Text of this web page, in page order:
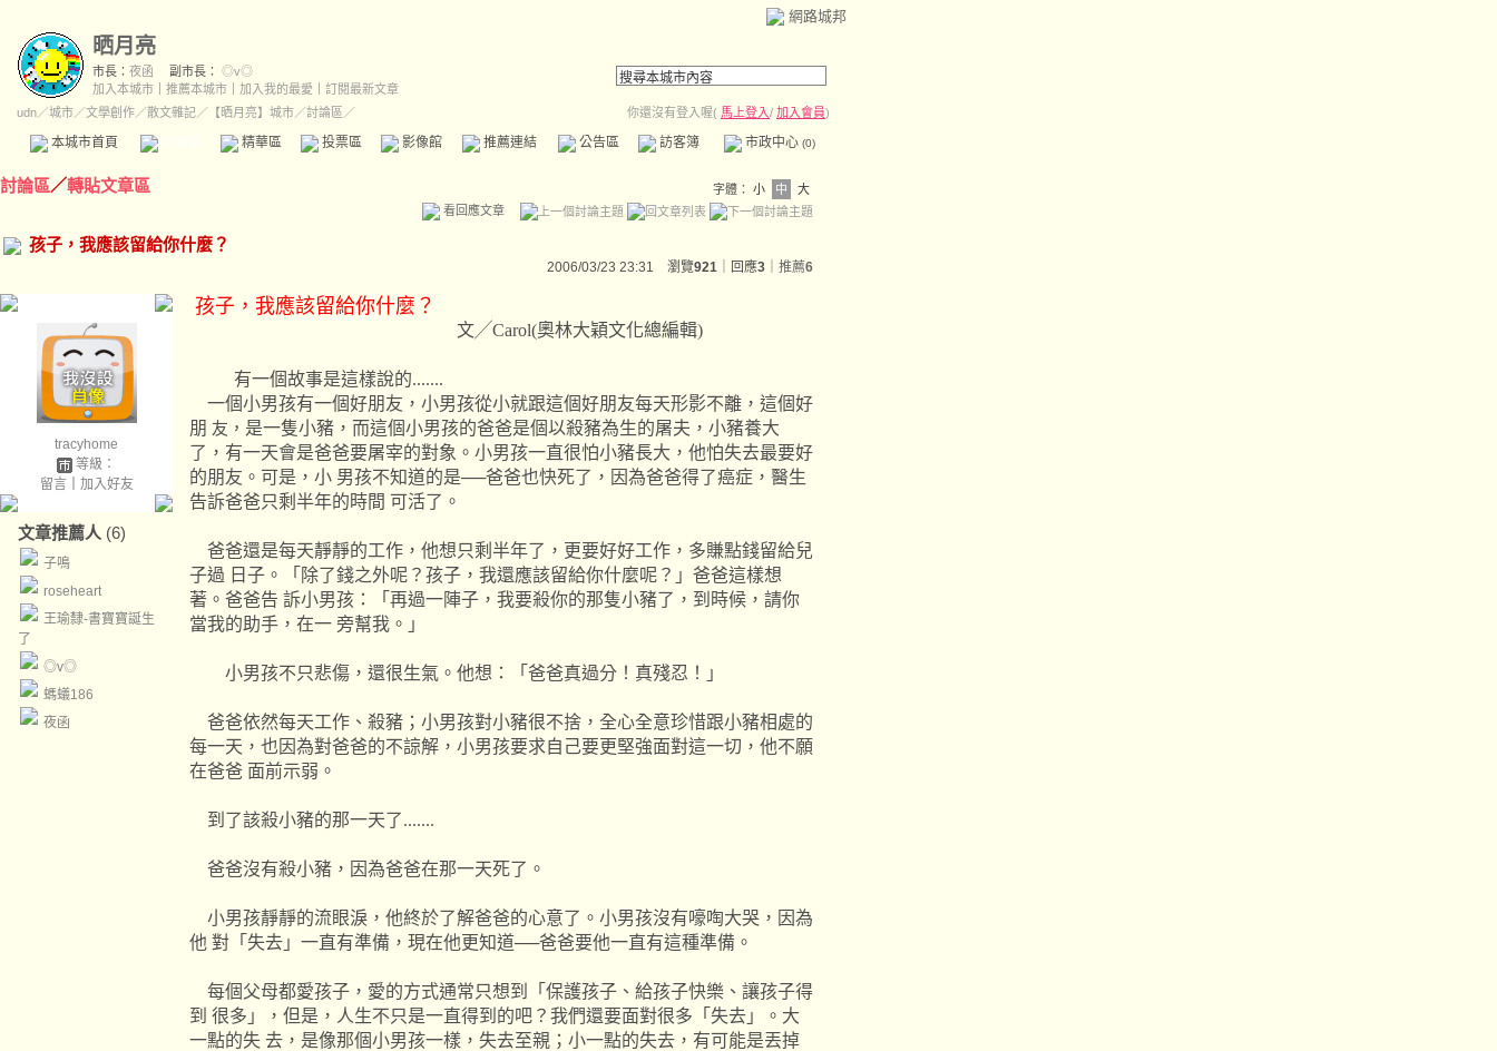
網路城邦
晒月亮
市長： 夜函 副市長： ◎v◎
加入本城市
推薦本城市 加入我的最愛
訂閱最新文章
udn／城市／文學創作／散文雜記／ 【晒月亮】城市／討論區／ 你還沒有登入喔( 馬上登入/ 加入會員)
本城市首頁 精華區 投票區 影像館 推薦連結 公告區 訪客簿 市政中心 (0)
討論區／轉貼文章區 字體： 小 中
大
看回應文章
孩子，我應該留給你什麼？
2006/03/23 23:31 瀏覽921 ｜回應3 推薦6
tracyhome
等級：
留言｜ 加入好友
文章推薦人 (6)
子鳴
roseheart
王瑜隸-書寶寶誕生
了
◎v◎
螞蟻186
夜函
孩子，我應該留給你什麼？
文╱Carol(奧林大穎文化總編輯)
有一個故事是這樣說的.......
一個小男孩有一個好朋友，小男孩從小就跟這個好朋友每天形影不離，這個好
朋 友， 是一隻小豬，而這個小男孩的爸爸是個以殺豬為生的屠夫，小豬養大
了，有一天會是爸爸要屠宰的對象。小男孩一直很怕小豬長大，他怕失去最要好
的朋友。可是，小 男孩不知道的是──爸爸也快死了，因為爸爸得了癌症，醫生
告訴爸爸只剩半年的時間 可活了。
爸爸還是每天靜靜的工作，他想只剩半年了，更要好好工作，多賺點錢留給兒
子過 日子。「除了錢之外呢？孩子，我還應該留給你什麼呢？」爸爸這樣想
著。爸爸告 訴小男孩：「再過一陣子，我要殺你的那隻小豬了，到時候，請你
當我的助手，在一 旁幫我。」
小男孩不只悲傷，還很生氣。他想：「爸爸真過分！真殘忍！」
爸爸依然每天工作、殺豬；小男孩對小豬很不捨，全心全意珍惜跟小豬相處的
每一天，也因為對爸爸的不諒解，小男孩要求自己要更堅強面對這一切，他不願
在爸爸 面前示弱。
到了該殺小豬的那一天了.......
爸爸沒有殺小豬，因為爸爸在那一天死了。
小男孩靜靜的流眼淚，他終於了解爸爸的心意了。小男孩沒有嚎啕大哭，因為
他 對「失去」一直有準備，現在他更知道──爸爸要他一直有這種準備。
每個父母都愛孩子，愛的方式通常只想到「保護孩子、給孩子快樂、讓孩子得
到 很多」，但是，人生不只是一直得到的吧？我們還要面對很多「失去」。大
一點的失 去，是像那個小男孩一樣，失去至親；小一點的失去，有可能是丟掉